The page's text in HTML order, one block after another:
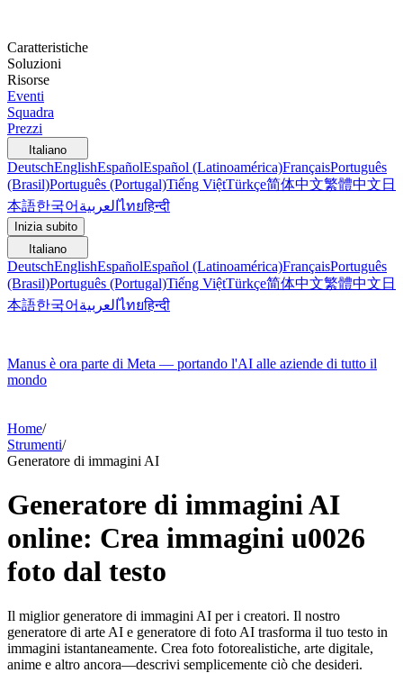
Caratteristiche
Soluzioni
Risorse
Eventi
Squadra
Prezzi
Italiano
DeutschEnglishEspañolEspañol (Latinoamérica)FrançaisPortuguês
(Brasil)Português (Portugal)Tiếng ViệtTürkçe简体中文繁體中文 日
本語한국어 العربيةไทยहिन्दी
Inizia subito
Italiano
DeutschEnglishEspañolEspañol (Latinoamérica)FrançaisPortuguês
(Brasil)Português (Portugal)Tiếng ViệtTürkçe简体中文繁體中文 日
本語한국어 العربيةไทยहिन्दी
Manus è ora parte di Meta — portando l'AI alle aziende di tutto il
mondo
Home/
Strumenti/
Generatore di immagini AI
Generatore di immagini AI
online: Crea immagini u0026
foto dal testo
Il miglior generatore di immagini AI per i creatori. Il nostro
generatore di arte AI e generatore di foto AI trasforma il tuo testo in
immagini istantaneamente. Crea foto fotorealistiche, arte digitale,
anime e altro ancora—descrivi semplicemente ciò che desideri.